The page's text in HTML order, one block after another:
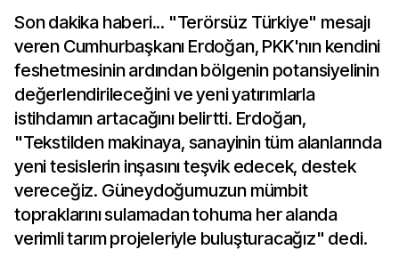
Son dakika haberi... "Terörsüz Türkiye" mesajı
veren Cumhurbaşkanı Erdoğan, PKK'nın kendini
feshetmesinin ardından bölgenin potansiyelinin
değerlendirileceğini ve yeni yatırımlarla
istihdamın artacağını belirtti. Erdoğan,
"Tekstilden makinaya, sanayinin tüm alanlarında
yeni tesislerin inşasını teşvik edecek, destek
vereceğiz. Güneydoğumuzun mümbit
topraklarını sulamadan tohuma her alanda
verimli tarım projeleriyle buluşturacağız" dedi.